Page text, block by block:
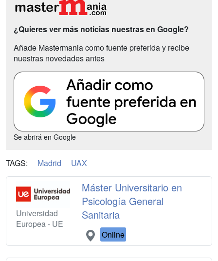
¿Quieres ver más noticias nuestras en Google?
Añade Mastermania como fuente preferida y recibe
nuestras novedades antes
Se abrirá en Google
TAGS: Madrid UAX
Universidad
Europea - UE
Máster Universitario en
Psicología General
Sanitaria
Online